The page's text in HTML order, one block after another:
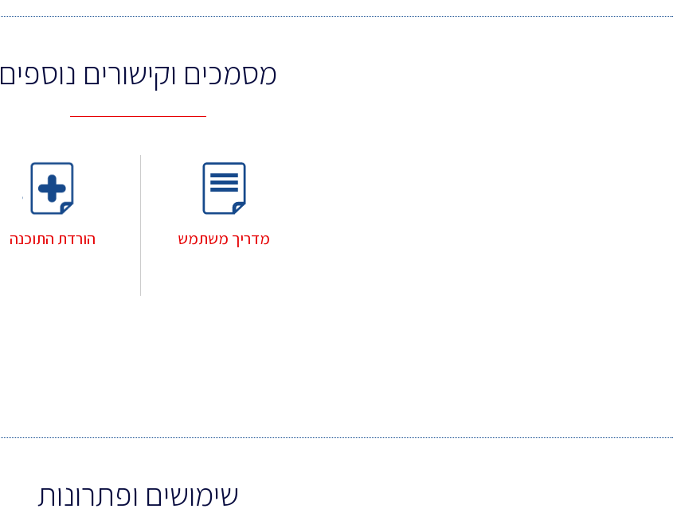
מסמכים וקישורים נוספים
מדריך משתמש הורדת התוכנה
שימושים ופתרונות